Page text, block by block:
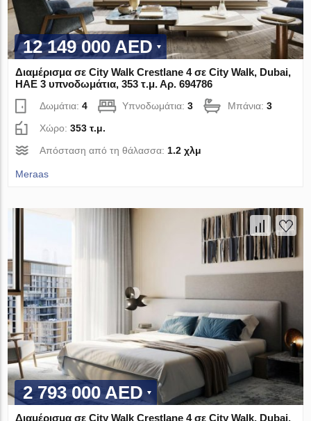
12 149 000 AED
Διαμέρισμα σε City Walk Crestlane 4 σε City Walk, Dubai,
ΗΑΕ 3 υπνοδωμάτια, 353 τ.μ. Αρ. 694786
Δωμάτια:4 Υπνοδωμάτια:3 Μπάνια:3
Χώρο:353 τ.μ.
Απόσταση από τη θάλασσα: 1.2 χλμ
Meraas
2 793 000 AED
Διαμέρισμα σε City Walk Crestlane 4 σε City Walk, Dubai,